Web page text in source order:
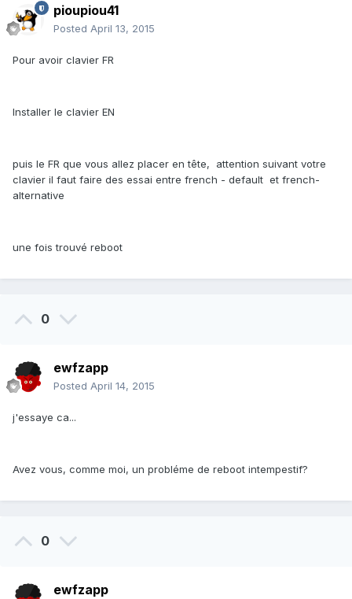
pioupiou41
Posted April 13, 2015
Pour avoir clavier FR
Installer le clavier EN
puis le FR que vous allez placer en tête, attention suivant votre
clavier il faut faire des essai entre french - default et french-
alternative
une fois trouvé reboot
0
ewfzapp
Posted April 14, 2015
j'essaye ca...
Avez vous, comme moi, un probléme de reboot intempestif?
0
ewfzapp